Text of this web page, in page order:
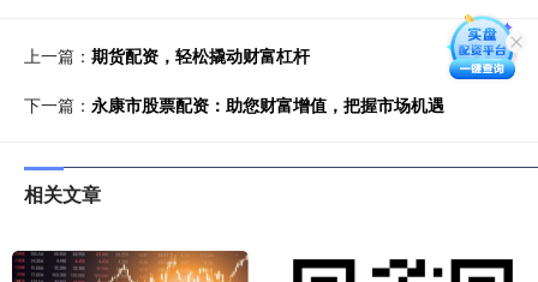
上一篇： 期货配资，轻松撬动财富杠杆
下一篇： 永康市股票配资：助您财富增值，把握市场机遇
相关文章